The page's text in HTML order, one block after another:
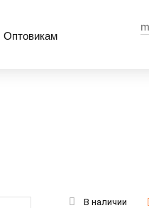
Оптовикам
В наличии